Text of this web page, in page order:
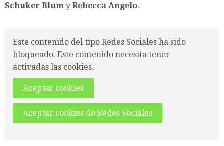
Schuker Blum y Rebecca Angelo.
Este contenido del tipo Redes Sociales ha sido
bloqueado. Este contenido necesita tener
activadas las cookies.
Aceptar cookies
Aceptar cookies de Redes Sociales